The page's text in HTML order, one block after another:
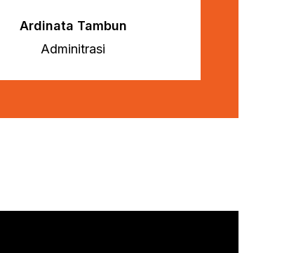
Ardinata Tambun
Adminitrasi